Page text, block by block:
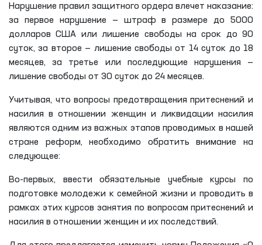
Нарушение правил защитного ордера влечет наказание:
за первое нарушение — штраф в размере до 5000
долларов США или лишение свободы на срок до 90
суток, за второе — лишение свободы от 14 суток до 18
месяцев, за третье или последующие нарушения —
лишение свободы от 30 суток до 24 месяцев.
Учитывая, что вопросы предотвращения притеснений и
насилия в отношении женщин и ликвидации насилия
являются одним из важных этапов проводимых в нашей
стране реформ, необходимо обратить внимание на
следующее:
Во-первых, ввести обязательные учебные курсы по
подготовке молодежи к семейной жизни и проводить в
рамках этих курсов занятия по вопросам притеснений и
насилия в отношении женщин и их последствий.